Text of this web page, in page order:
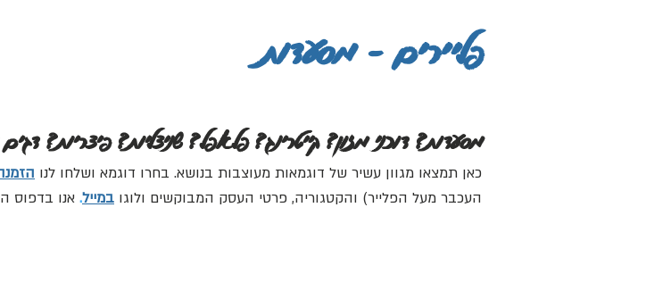
פליירים - מסעדות
מסעדות? דוכני מזון? קייטרינג? פלאפל? שניצליות? פיצריות?
כאן תמצאו מגוון עשיר של דוגמאות מעוצבות בנושא. בחרו דוגמא ושלחו לנו
העכבר מעל הפלייר) והקטגוריה, פרטי העסק המבוקשים ולוגו במייל. אנו בדפוס